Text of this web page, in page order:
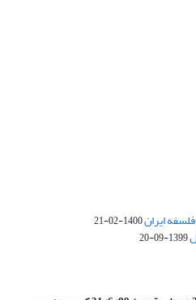
ایران1400-02-21
1399-09-20